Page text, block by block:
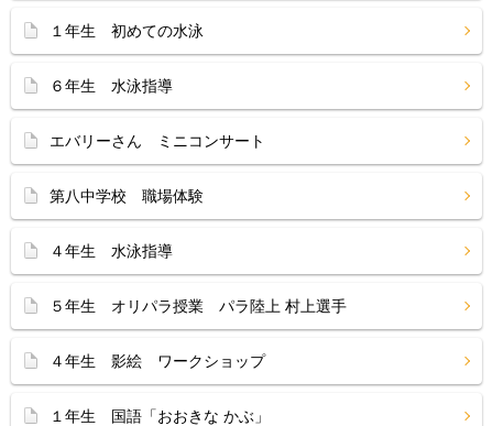
１年生 初めての水泳
６年生 水泳指導
エバリーさん ミニコンサート
第八中学校 職場体験
４年生 水泳指導
５年生 オリパラ授業 パラ陸上 村上選手
４年生 影絵 ワークショップ
１年生 国語「おおきな かぶ」